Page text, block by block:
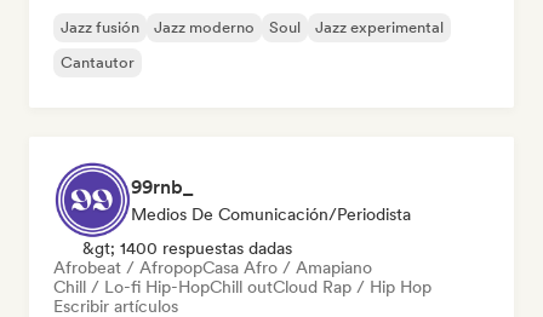
Jazz fusión Jazz moderno Soul
Jazz experimental
Cantautor
99rnb_
Medios De Comunicación/Periodista
&gt; 1400 respuestas dadas
Afrobeat / AfropopCasa Afro / Amapiano
Chill / Lo-fi Hip-HopChill outCloud Rap / Hip Hop
Escribir artículos